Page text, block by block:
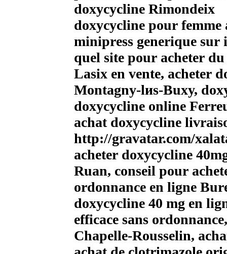
doxycycline Rimondeix
doxycycline pour femme
minipress generique sur
quel site pour acheter
Lasix en vente, acheter
Montagny-lиs-Buxy,
doxycycline online
achat doxycycline
http://gravatar.com/
acheter doxycycline
Ruan, conseil pour
ordonnance en ligne
doxycycline 40 mg en
efficace sans
Chapelle-Rousselin,